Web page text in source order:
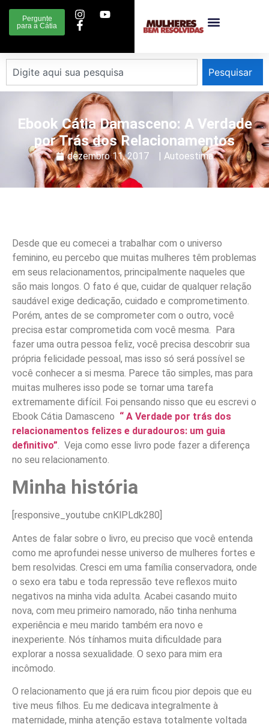
Pergunte
para a Cátia
Pesquisar
Ebook Cátia Damasceno: A Verdade
por Trás dos Relacionamentos
dezembro 11, 2017 | Autoestima
Desde que eu comecei a trabalhar com o universo
feminino, eu percebo que muitas mulheres têm problemas
em seus relacionamentos, principalmente naqueles que
são mais longos. O fato é que, cuidar de qualquer relação
saudável exige dedicação, cuidado e comprometimento.
Porém, antes de se comprometer com o outro, você
precisa estar comprometida com você mesma. Para
fazer uma outra pessoa feliz, você precisa descobrir sua
própria felicidade pessoal, mas isso só será possível se
você conhecer a si mesma. Parece tão simples, mas para
muitas mulheres isso pode se tornar uma tarefa
extremamente difícil. Foi pensando nisso que eu escrevi o
Ebook Cátia Damasceno “ A Verdade por trás dos
relacionamentos felizes e duradouros: um guia
definitivo”. Veja como esse livro pode fazer a diferença
no seu relacionamento.
Minha história
[responsive_youtube cnKlPLdk280]
Antes de falar sobre o livro, eu preciso que você entenda
como me aprofundei nesse universo de mulheres fortes e
bem resolvidas. Cresci em uma família conservadora, onde
o sexo era tabu e toda repressão teve reﬂexos muito
negativos na minha vida adulta. Acabei casando muito
nova, com meu primeiro namorado, não tinha nenhuma
experiência e meu marido também era novo e
inexperiente. Nós tínhamos muita dificuldade para
explorar a nossa sexualidade. O sexo para mim era
incômodo.
O relacionamento que já era ruim ficou pior depois que eu
tive meus filhos. Eu me dedicava integralmente à
maternidade, minha atenção estava totalmente voltada